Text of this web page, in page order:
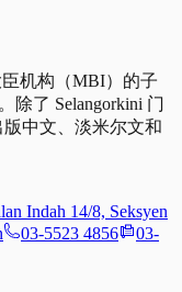
臣机构（MBI）的子
除了 Selangorkini 门
版中文、淡米尔文和
Indah 14/8, Seksyen
03-5523 4856
03-